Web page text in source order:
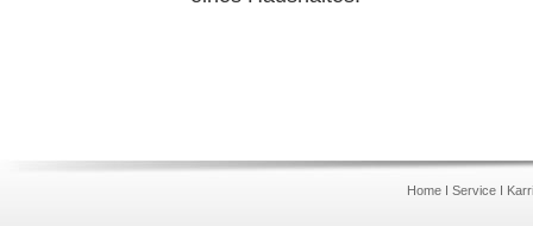
Home I ServiceI